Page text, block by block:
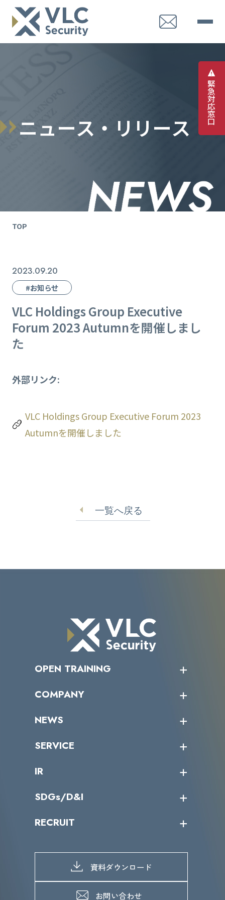
緊
急
対
応
窓
口
ニュース ・ リ リ ース
TOP
2023.09.20
#お知らせ
VLC Holdings Group Executive
Forum 2023 Autumnを開催しまし
た
外部リンク:
VLC Holdings Group Executive Forum 2023
Autumnを開催しました
一覧へ戻る
OPEN TRAINING
受講者の声
COMPANY
トップメッセージ
ミッション／ビジョン
パートナー企業一覧
NEWS
サイバーニュース
SERVICE
カテゴリー別サービス一覧
IR
IRカレンダー
IRライブラリー
よくあるご質問
SDGs/D&I
当グループのマテリアリティ
SDGs推進体制
D&Iの取り組み
RECRUIT
募集職種一覧
メッセージ
メンバーインタビュー
資料ダウンロード
お問い合わせ